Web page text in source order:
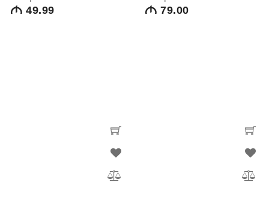
M 49.99 M 79.00